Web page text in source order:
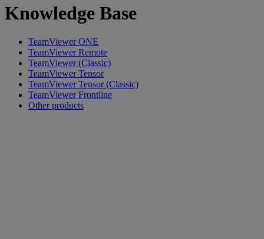
Knowledge Base
TeamViewer ONE
TeamViewer Remote
TeamViewer (Classic)
TeamViewer Tensor
TeamViewer Tensor (Classic)
TeamViewer Frontline
Other products